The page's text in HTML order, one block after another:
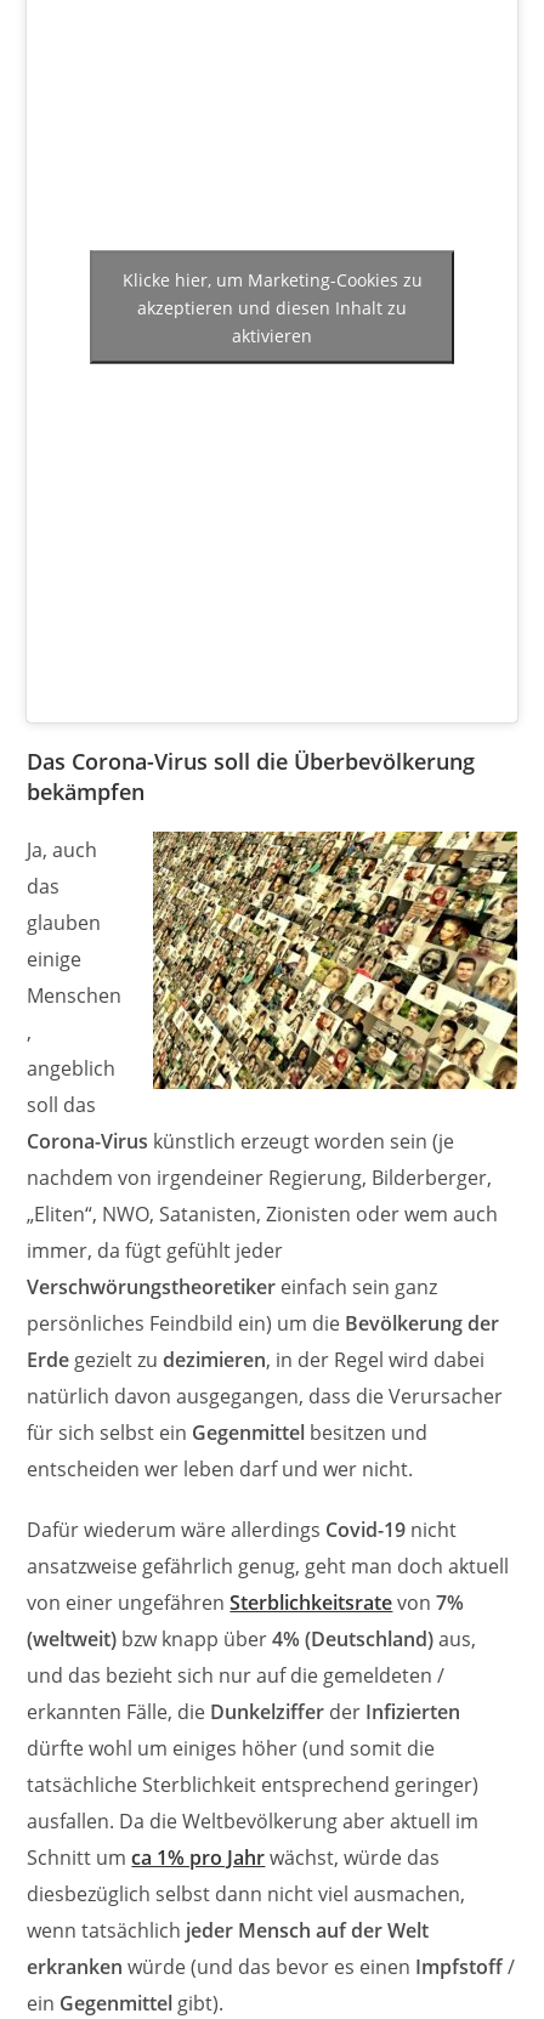
Klicke hier, um Marketing-Cookies zu
akzeptieren und diesen Inhalt zu
aktivieren
Das Corona-Virus soll die Überbevölkerung
bekämpfen
Ja, auch
das
glauben
einige
Menschen
,
angeblich
soll das
Corona-Virus künstlich erzeugt worden sein (je
nachdem von irgendeiner Regierung, Bilderberger,
„Eliten“, NWO, Satanisten, Zionisten oder wem auch
immer, da fügt gefühlt jeder
Verschwörungstheoretiker einfach sein ganz
persönliches Feindbild ein) um die Bevölkerung der
Erde gezielt zudezimieren, in der Regel wird dabei
natürlich davon ausgegangen, dass die Verursacher
für sich selbst ein Gegenmittel besitzen und
entscheiden wer leben darf und wer nicht.
Dafür wiederum wäre allerdings Covid-19 nicht
ansatzweise gefährlich genug, geht man doch aktuell
von einer ungefährenSterblichkeitsratevon7%
(weltweit) bzw knapp über4% (Deutschland)aus,
und das bezieht sich nur auf die gemeldeten /
erkannten Fälle, die Dunkelziffer der Infizierten
dürfte wohl um einiges höher (und somit die
tatsächliche Sterblichkeit entsprechend geringer)
ausfallen. Da die Weltbevölkerung aber aktuell im
Schnitt umca 1% pro Jahrwächst, würde das
diesbezüglich selbst dann nicht viel ausmachen,
wenn tatsächlich jeder Mensch auf der Welt
erkranken würde (und das bevor es einen Impfstoff/
ein Gegenmittel gibt).